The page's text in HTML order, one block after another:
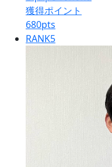
獲得ポイント
680pts
RANK5